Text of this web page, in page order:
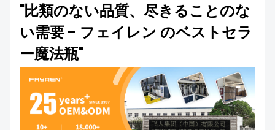
我々に連絡し
私たちについて
"比類のない品質、尽きることのな
い需要 - フェイレン のベストセラ
ー魔法瓶"